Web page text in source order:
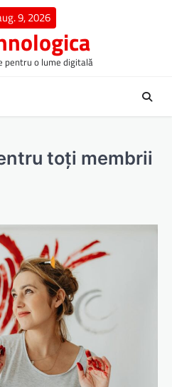
9, 2026
pentru o lume digitală
toți membrii